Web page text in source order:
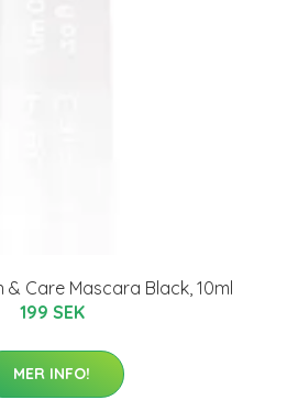
& Care Mascara Black, 10ml
199 SEK
MER INFO!